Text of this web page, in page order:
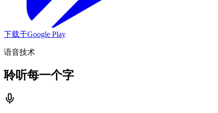
下载于Google Play
语音技术
聆听每一个字